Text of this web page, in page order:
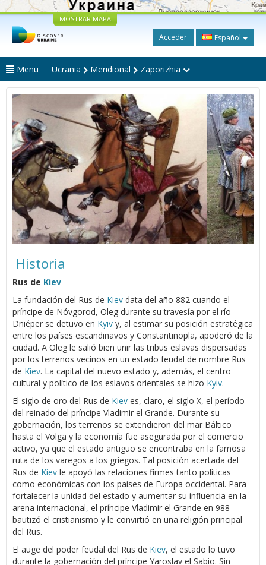
MOSTRAR MAPA
Acceder Español
Menu Ucrania Meridional Zaporizhia
Historia
Rus de Kiev
La fundación del Rus de Kiev data del año 882 cuando el
príncipe de Nóvgorod, Oleg durante su travesía por el río
Dniéper se detuvo en Kyiv y, al estimar su posición estratégica
entre los países escandinavos y Constantinopla, apoderó de la
ciudad. A Oleg le salió bien unir las tribus eslavas dispersadas
por los terrenos vecinos en un estado feudal de nombre Rus
de Kiev. La capital del nuevo estado y, además, el centro
cultural y político de los eslavos orientales se hizo Kyiv.
El siglo de oro del Rus de Kiev es, claro, el siglo X, el período
del reinado del príncipe Vladimir el Grande. Durante su
gobernación, los terrenos se extendieron del mar Báltico
hasta el Volga y la economía fue asegurada por el comercio
activo, ya que el estado antiguo se encontraba en la famosa
ruta de los varegos a los griegos. Tal posición acertada del
Rus de Kiev le apoyó las relaciones firmes tanto políticas
como económicas con los países de Europa occidental. Para
fortalecer la unidad del estado y aumentar su influencia en la
arena internacional, el príncipe Vladimir el Grande en 988
bautizó el cristianismo y le convirtió en una religión principal
del Rus.
El auge del poder feudal del Rus de Kiev, el estado lo tuvo
durante la gobernación del príncipe Yaroslav el Sabio. Sin